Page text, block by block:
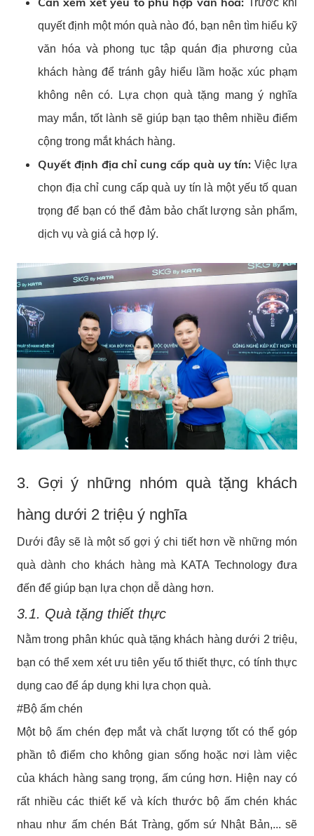
Trước khi
quyết định một món quà nào đó, bạn nên tìm hiểu kỹ
văn hóa và phong tục tập quán địa phương của
khách hàng để tránh gây hiểu lầm hoặc xúc phạm
không nên có. Lựa chọn quà tặng mang ý nghĩa
may mắn, tốt lành sẽ giúp bạn tạo thêm nhiều điểm
cộng trong mắt khách hàng.
Quyết định địa chỉ cung cấp quà uy tín:Việc lựa
chọn địa chỉ cung cấp quà uy tín là một yếu tố quan
trọng để bạn có thể đảm bảo chất lượng sản phẩm,
dịch vụ và giá cả hợp lý.
3. Gợi ý những nhóm quà tặng khách
hàng dưới 2 triệu ý nghĩa
Dưới đây sẽ là một số gợi ý chi tiết hơn về những món
quà dành cho khách hàng mà KATA Technology đưa
đến để giúp bạn lựa chọn dễ dàng hơn.
3.1. Quà tặng thiết thực
Nằm trong phân khúc quà tặng khách hàng dưới 2 triệu,
bạn có thể xem xét ưu tiên yếu tố thiết thực, có tính thực
dụng cao để áp dụng khi lựa chọn quà.
#Bộ ấm chén
Một bộ ấm chén đẹp mắt và chất lượng tốt có thể góp
phần tô điểm cho không gian sống hoặc nơi làm việc
của khách hàng sang trọng, ấm cúng hơn. Hiện nay có
rất nhiều các thiết kế và kích thước bộ ấm chén khác
nhau như ấm chén Bát Tràng, gốm sứ Nhật Bản,... sẽ